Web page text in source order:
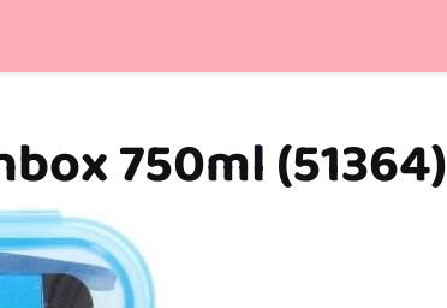
750ml (51364)